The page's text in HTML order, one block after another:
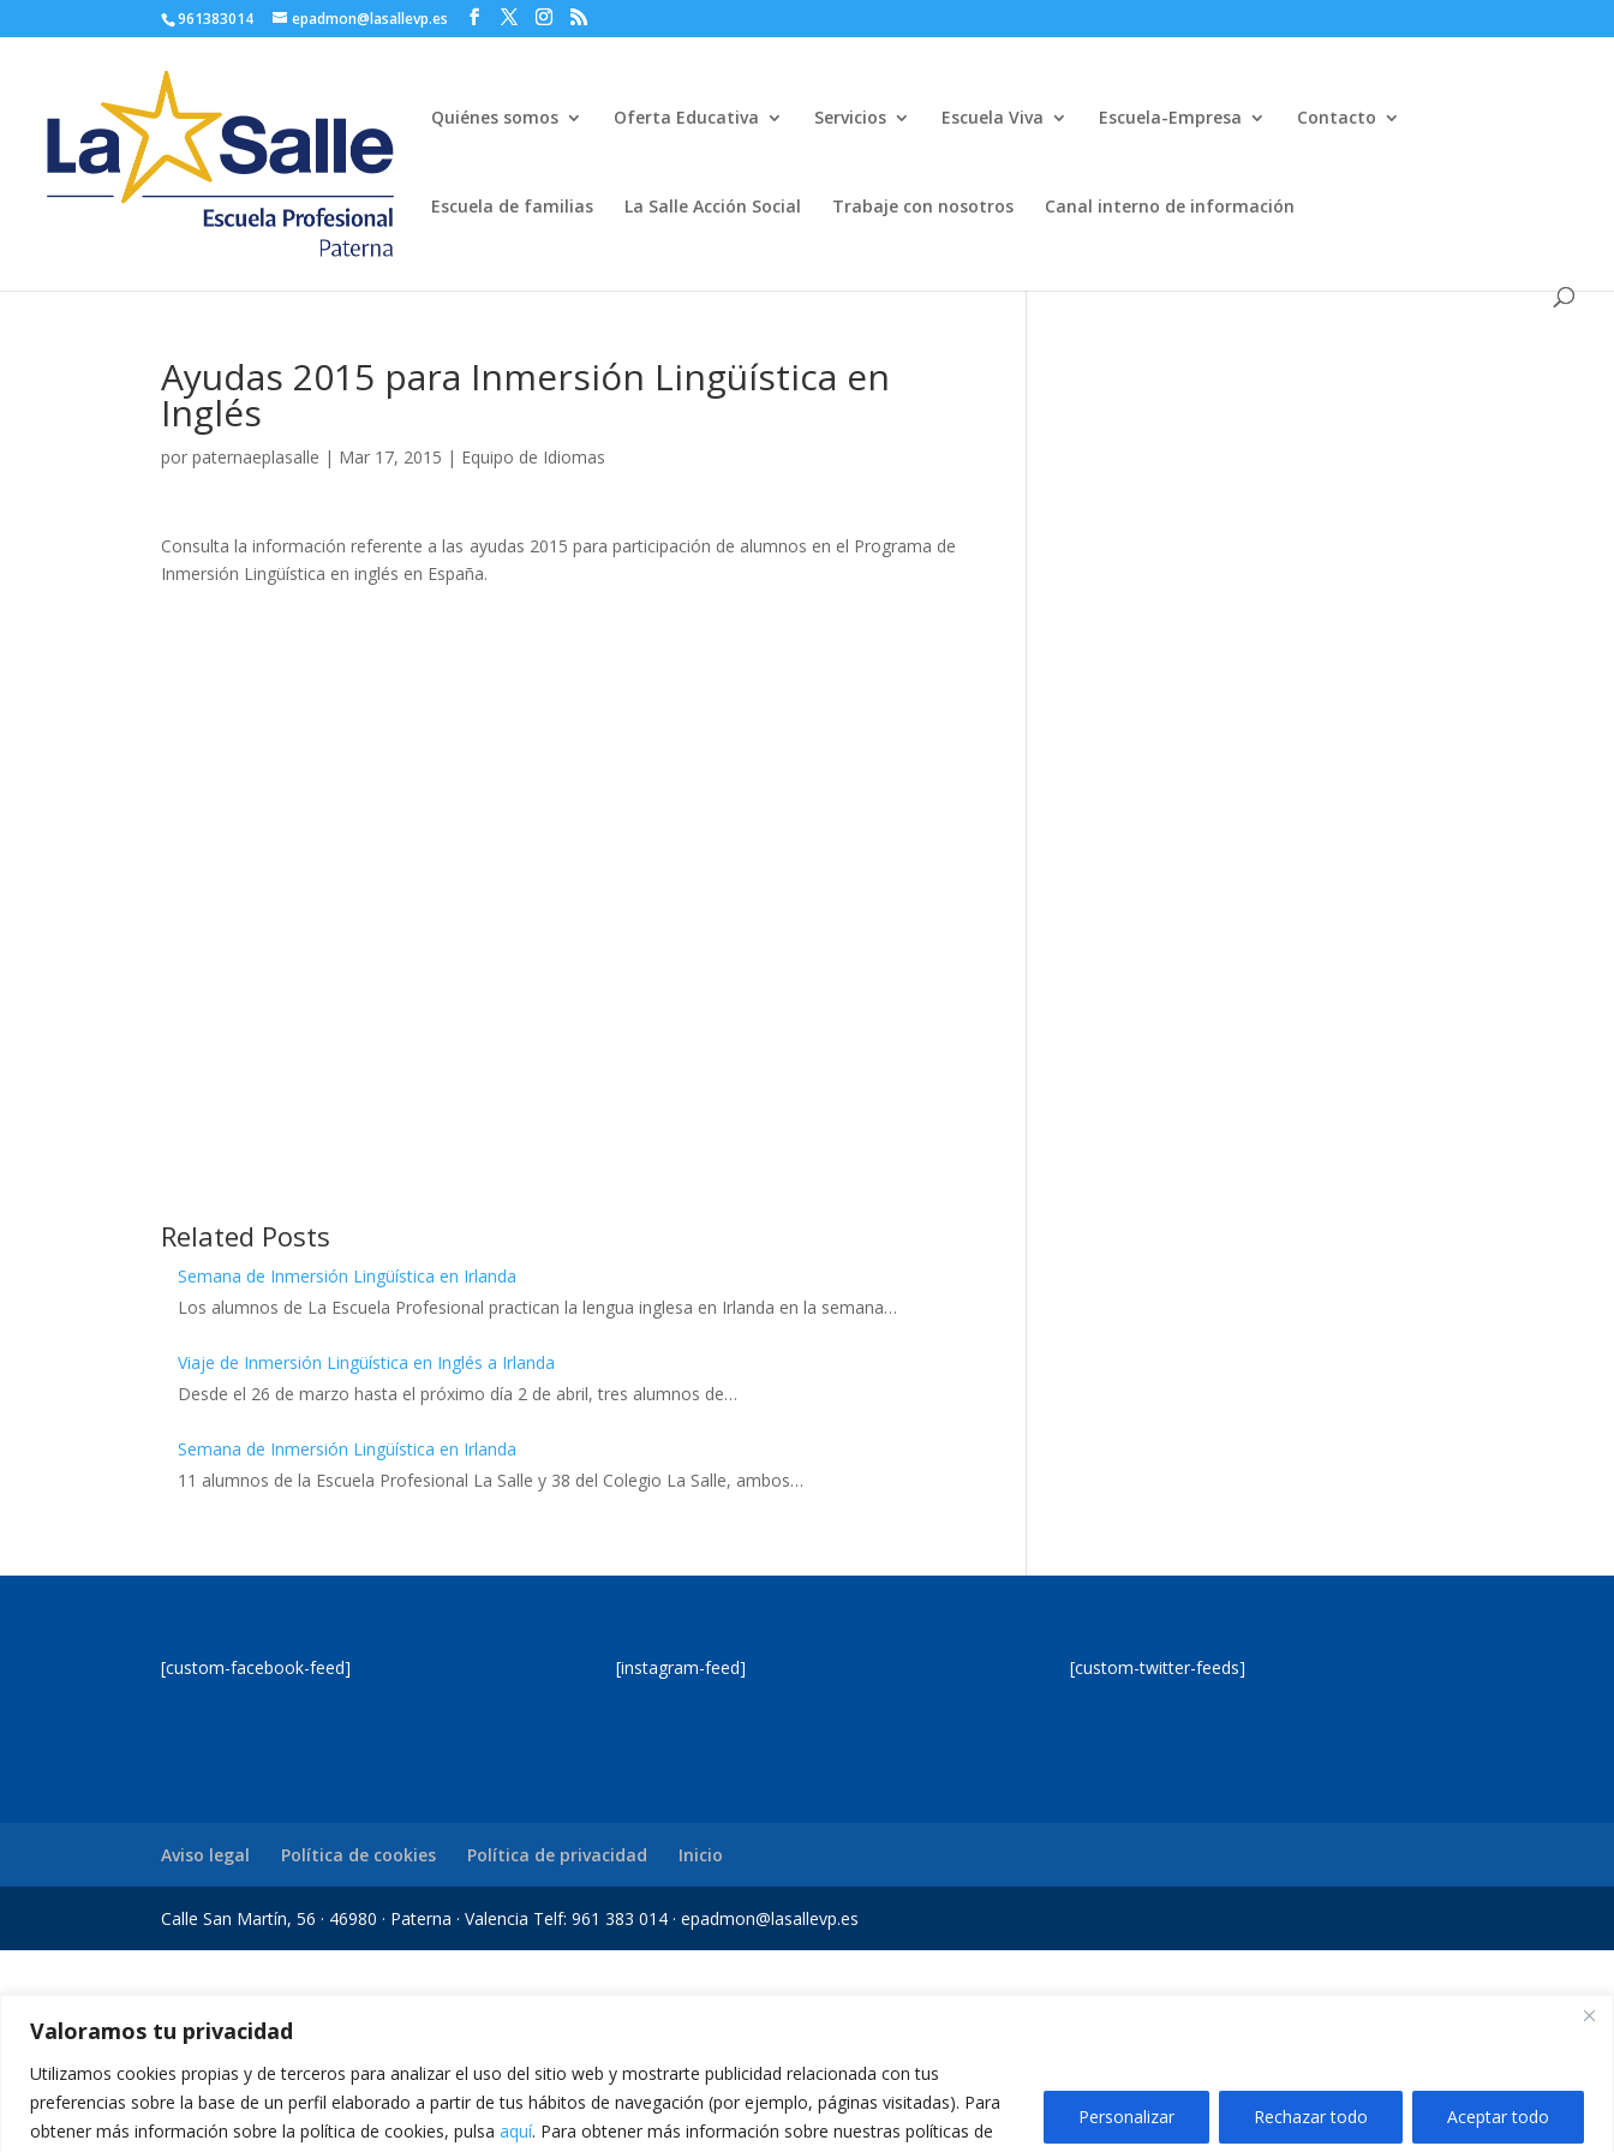
Valoramos tu privacidad
Utilizamos cookies propias y de terceros para analizar el uso del sitio web y mostrarte publicidad relacionada con tus
preferencias sobre la base de un perfil elaborado a partir de tus hábitos de navegación (por ejemplo, páginas visitadas). Para
obtener más información sobre la política de cookies, pulsa aquí. Para obtener más información sobre nuestras políticas de
Personalizar Rechazar todo Aceptar todo
961383014 epadmon@lasallevp.es
Quiénes somos Oferta Educativa Servicios Escuela Viva Escuela-Empresa Contacto
Escuela de familias La Salle Acción Social Trabaje con nosotros Canal interno de información
Ayudas 2015 para Inmersión Lingüística en
Inglés
porpaternaeplasalle | Mar 17, 2015 | Equipo de Idiomas
Consulta la información referente a las ayudas 2015 para participación de alumnos en el Programa de
Inmersión Lingüística en inglés en España.
Related Posts
Semana de Inmersión Lingüística en Irlanda
Los alumnos de La Escuela Profesional practican la lengua inglesa en Irlanda en la semana…
Viaje de Inmersión Lingüística en Inglés a Irlanda
Desde el 26 de marzo hasta el próximo día 2 de abril, tres alumnos de…
Semana de Inmersión Lingüística en Irlanda
11 alumnos de la Escuela Profesional La Salle y 38 del Colegio La Salle, ambos…
[custom-facebook-feed] [instagram-feed] [custom-twitter-feeds]
Aviso legal Política de cookies Política de privacidad Inicio
Calle San Martín, 56 · 46980 · Paterna · Valencia Telf: 961 383 014 · epadmon@lasallevp.es